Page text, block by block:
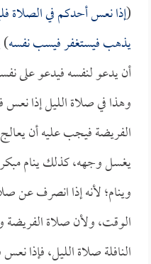
(إذا نعس أحدكم في الصلاة
يذهب فيستغفر فيسب نفسه)
أن يدعو لنفسه فيدعو على
وهذا في صلاة الليل إذا
الفريضة فيجب عليه أن
يغسل وجهه، كذلك ينام
وينام؛ لأنه إذا انصرف عن
الوقت، ولأن صلاة
النافلة صلاة الليل، فإذا